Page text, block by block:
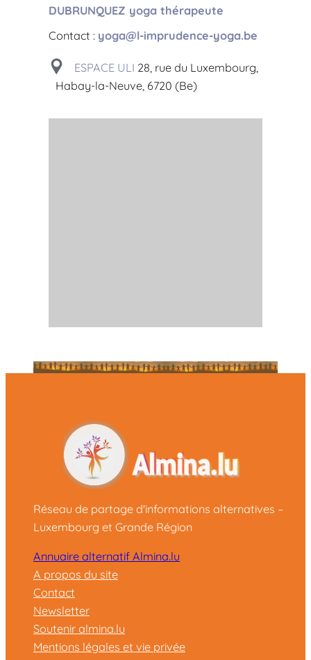
DUBRUNQUEZ yoga thérapeute
Contact : yoga@l-imprudence-yoga.be
ESPACE ULI 28, rue du Luxembourg,
Habay-la-Neuve, 6720 (Be)
Réseau de partage d'informations alternatives –
Luxembourg et Grande Région
Annuaire alternatif Almina.lu
A propos du site
Contact
Newsletter
Soutenir almina.lu
Mentions légales et vie privée